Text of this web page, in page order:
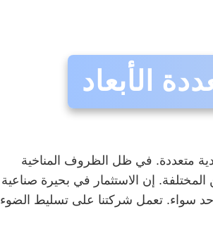
الأبعاد
متعددة. في ظل الظروف المناخية
المختلفة. إن الاستثمار في بحيرة صناعية
حد سواء. تعمل شركتنا على تسليط الضوء